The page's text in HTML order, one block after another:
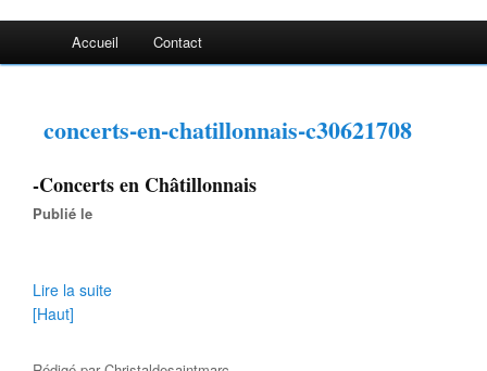
Accueil Contact
concerts-en-chatillonnais-c30621708
-Concerts en Châtillonnais
Publié le
Lire la suite
[Haut]